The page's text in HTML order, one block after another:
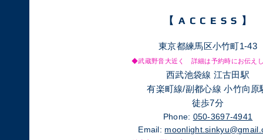
【​ACCESS】
東京都練馬区小竹町1-43
◆武蔵野音大近く 詳細は予約時にお伝え
西武池袋線 江古田駅
有楽町線/副都心線 小竹向原
徒歩7分
Phone: 050-3697-4941
Email: